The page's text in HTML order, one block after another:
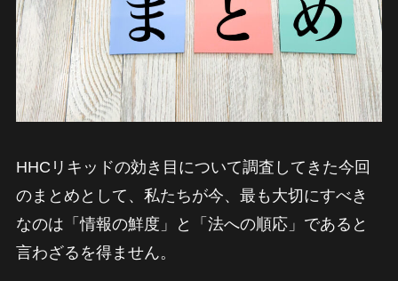
HHCリキッドの効き目について調査してきた今回
のまとめとして、私たちが今、最も大切にすべき
なのは「情報の鮮度」と「法への順応」であると
言わざるを得ません。